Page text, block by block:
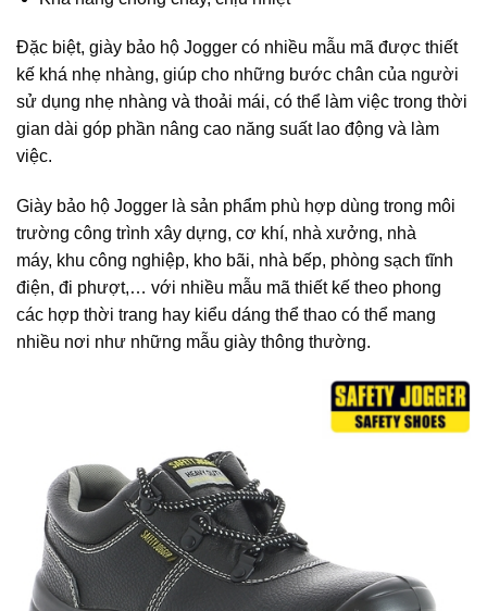
Đặc biệt, giày bảo hộ Jogger có nhiều mẫu mã được thiết
kế khá nhẹ nhàng, giúp cho những bước chân của người
sử dụng nhẹ nhàng và thoải mái, có thể làm việc trong thời
gian dài góp phần nâng cao năng suất lao động và làm
việc.
Giày bảo hộ Jogger là sản phẩm phù hợp dùng trong môi
trường công trình xây dựng, cơ khí, nhà xưởng, nhà
máy, khu công nghiệp, kho bãi, nhà bếp, phòng sạch tĩnh
điện, đi phượt,… với nhiều mẫu mã thiết kế theo phong
các hợp thời trang hay kiểu dáng thể thao có thể mang
nhiều nơi như những mẫu giày thông thường.